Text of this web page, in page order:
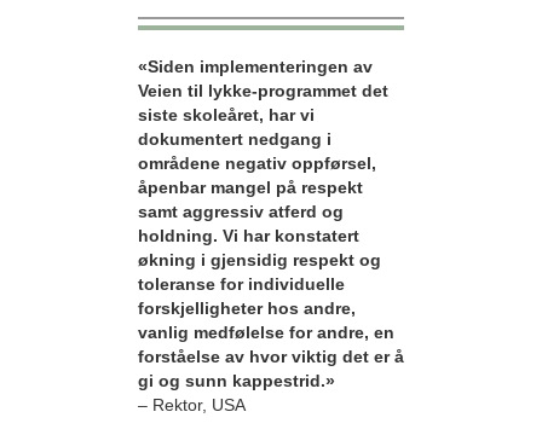
«Siden implementeringen av
Veien til lykke-programmet det
siste skoleåret, har vi
dokumentert nedgang i
områdene negativ oppførsel,
åpenbar mangel på respekt
samt aggressiv atferd og
holdning. Vi har konstatert
økning i gjensidig respekt og
toleranse for individuelle
forskjelligheter hos andre,
vanlig medfølelse for andre, en
forståelse av hvor viktig det er å
gi og sunn kappestrid.»
– Rektor, USA